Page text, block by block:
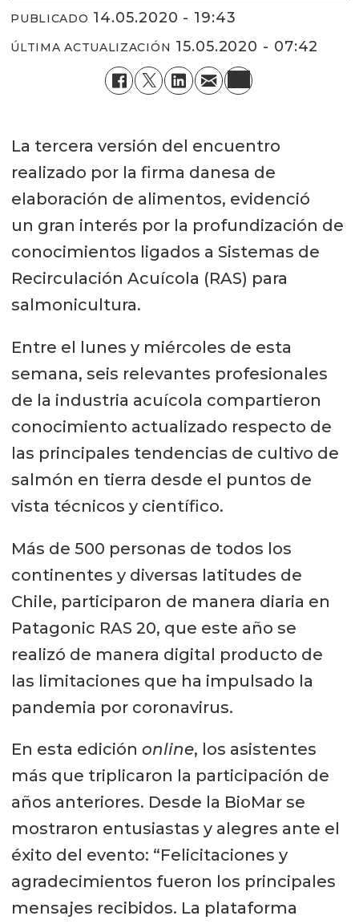
PUBLICADO 14.05.2020 - 19:43
ÚLTIMA ACTUALIZACIÓN 15.05.2020 - 07:42
La tercera versión del encuentro
realizado por la firma danesa de
elaboración de alimentos, evidenció
un gran interés por la profundización de
conocimientos ligados a Sistemas de
Recirculación Acuícola (RAS) para
salmonicultura.
Entre el lunes y miércoles de esta
semana, seis relevantes profesionales
de la industria acuícola compartieron
conocimiento actualizado respecto de
las principales tendencias de cultivo de
salmón en tierra desde el puntos de
vista técnicos y científico.
Más de 500 personas de todos los
continentes y diversas latitudes de
Chile, participaron de manera diaria en
Patagonic RAS 20, que este año se
realizó de manera digital producto de
las limitaciones que ha impulsado la
pandemia por coronavirus.
En esta edición online, los asistentes
más que triplicaron la participación de
años anteriores. Desde la BioMar se
mostraron entusiastas y alegres ante el
éxito del evento: “Felicitaciones y
agradecimientos fueron los principales
mensajes recibidos. La plataforma